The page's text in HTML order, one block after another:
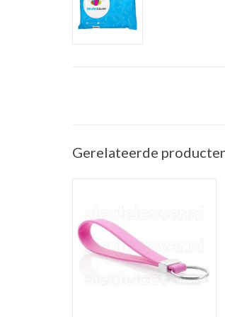
Gerelateerde
TOEVOEGEN AAN WINKELWAGEN